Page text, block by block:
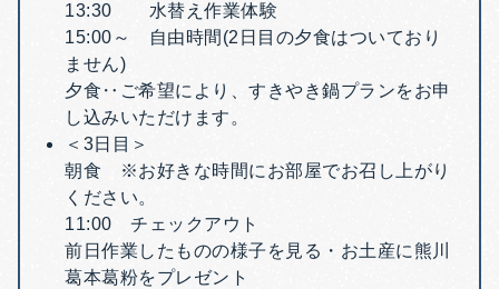
13:30 水替え作業体験
15:00～ 自由時間(2日目の夕食はついており
ません)
夕食‥ご希望により、すきやき鍋プランをお申
し込みいただけます。
＜3日目＞
朝食 ※お好きな時間にお部屋でお召し上がり
ください。
11:00 チェックアウト
前日作業したものの様子を見る・お土産に熊川
葛本葛粉をプレゼント